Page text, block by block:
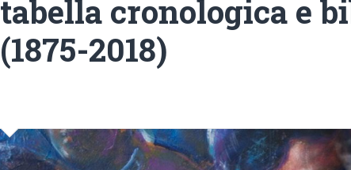
tabella cronologica e
(1875-2018)